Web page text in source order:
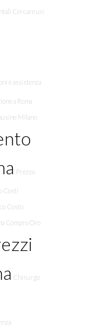
Cercare un
e assistenza
a Roma
Milano
Prezzo
Costi
Costo
Compro Oro
Chirurgo